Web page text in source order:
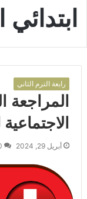
ابتدائي
رابعة الترم الثاني
المراجعة
أبريل 29, 2024